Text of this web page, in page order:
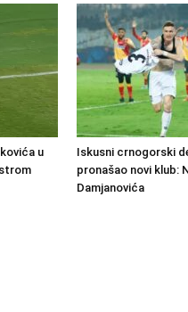
u
Iskusni crnogorski
pronašao novi klub:
Damjanovića